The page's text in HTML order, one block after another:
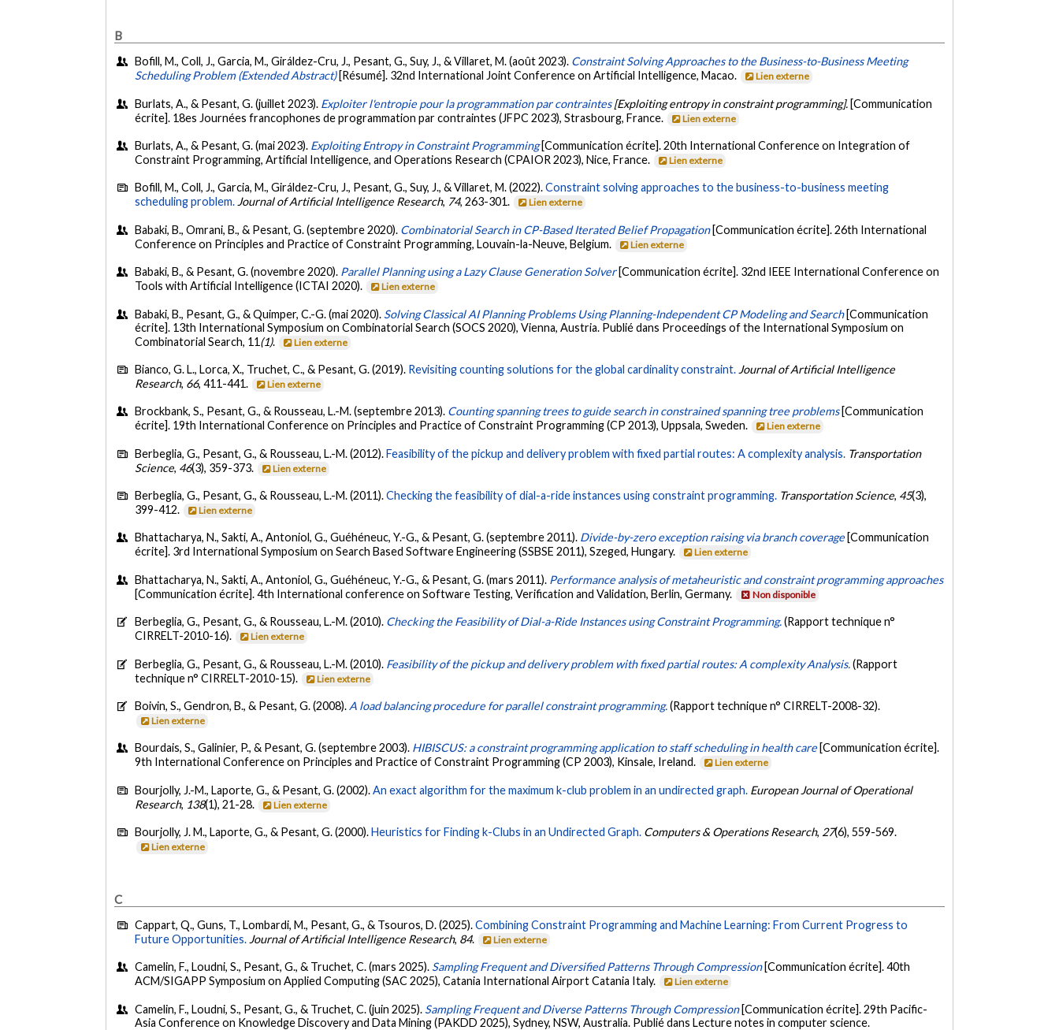
B
Bofill, M., Coll, J., Garcia, M., Giráldez-Cru, J., Pesant, G., Suy, J., & Villaret, M. (août 2023). Constraint Solving Approaches to the Business-to-Business Meeting
Scheduling Problem (Extended Abstract) [Résumé]. 32nd International Joint Conference on Artificial Intelligence, Macao. Lien externe
Burlats, A., & Pesant, G. (juillet 2023). Exploiter l'entropie pour la programmation par contraintes[Exploiting entropy in constraint programming]. [Communication
écrite]. 18es Journées francophones de programmation par contraintes (JFPC 2023), Strasbourg, France.
Lien externe
Burlats, A., & Pesant, G. (mai 2023). Exploiting Entropy in Constraint Programming [Communication écrite]. 20th International Conference on Integration of
Constraint Programming, Artificial Intelligence, and Operations Research (CPAIOR 2023), Nice, France.
Lien externe
Bofill, M., Coll, J., Garcia, M., Giráldez-Cru, J., Pesant, G., Suy, J., & Villaret, M. (2022).Constraint solving approaches to the business-to-business meeting
scheduling problem. Journal of Artificial Intelligence Research, 74, 263-301. Lien externe
Babaki, B., Omrani, B., & Pesant, G. (septembre 2020). Combinatorial Search in CP-Based Iterated Belief Propagation [Communication écrite]. 26th International
Conference on Principles and Practice of Constraint Programming, Louvain-la-Neuve, Belgium.
Lien externe
Babaki, B., & Pesant, G. (novembre 2020). Parallel Planning using a Lazy Clause Generation Solver [Communication écrite]. 32nd IEEE International Conference on
Tools with Artificial Intelligence (ICTAI 2020).
Lien externe
Babaki, B., Pesant, G., & Quimper, C.-G. (mai 2020). Solving Classical AI Planning Problems Using Planning-Independent CP Modeling and Search [Communication
écrite]. 13th International Symposium on Combinatorial Search (SOCS 2020), Vienna, Austria. Publié dans Proceedings of the International Symposium on
Combinatorial Search, 11(1). Lien externe
Bianco, G. L., Lorca, X., Truchet, C., & Pesant, G. (2019). Revisiting counting solutions for the global cardinality constraint. Journal of Artificial Intelligence
Research, 66, 411-441. Lien externe
Brockbank, S., Pesant, G., & Rousseau, L.-M. (septembre 2013). Counting spanning trees to guide search in constrained spanning tree problems [Communication
écrite]. 19th International Conference on Principles and Practice of Constraint Programming (CP 2013), Uppsala, Sweden.
Lien externe
Berbeglia, G., Pesant, G., & Rousseau, L.-M. (2012).Feasibility of the pickup and delivery problem with fixed partial routes: A complexity analysis. Transportation
Science, 46(3), 359-373. Lien externe
Berbeglia, G., Pesant, G., & Rousseau, L.-M. (2011).Checking the feasibility of dial-a-ride instances using constraint programming. Transportation Science, 45(3),
399-412.
Lien externe
Bhattacharya, N., Sakti, A., Antoniol, G., Guéhéneuc, Y.-G., & Pesant, G. (septembre 2011). Divide-by-zero exception raising via branch coverage [Communication
écrite]. 3rd International Symposium on Search Based Software Engineering (SSBSE 2011), Szeged, Hungary.
Lien externe
Bhattacharya, N., Sakti, A., Antoniol, G., Guéhéneuc, Y.-G., & Pesant, G. (mars 2011). Performance analysis of metaheuristic and constraint programming approaches
[Communication écrite]. 4th International conference on Software Testing, Verification and Validation, Berlin, Germany.
Non disponible
Berbeglia, G., Pesant, G., & Rousseau, L.-M. (2010). Checking the Feasibility of Dial-a-Ride Instances using Constraint Programming.(Rapport technique n°
CIRRELT-2010-16).
Lien externe
Berbeglia, G., Pesant, G., & Rousseau, L.-M. (2010). Feasibility of the pickup and delivery problem with fixed partial routes: A complexity Analysis.(Rapport
technique n° CIRRELT-2010-15).
Lien externe
Boivin, S., Gendron, B., & Pesant, G. (2008). A load balancing procedure for parallel constraint programming.(Rapport technique n° CIRRELT-2008-32).
Lien externe
Bourdais, S., Galinier, P., & Pesant, G. (septembre 2003). HIBISCUS: a constraint programming application to staff scheduling in health care [Communication écrite].
9th International Conference on Principles and Practice of Constraint Programming (CP 2003), Kinsale, Ireland.
Lien externe
Bourjolly, J.-M., Laporte, G., & Pesant, G. (2002).An exact algorithm for the maximum k-club problem in an undirected graph. European Journal of Operational
Research, 138(1), 21-28. Lien externe
Bourjolly, J. M., Laporte, G., & Pesant, G. (2000).Heuristics for Finding k-Clubs in an Undirected Graph. Computers & Operations Research, 27(6), 559-569.
Lien externe
C
Cappart, Q., Guns, T., Lombardi, M., Pesant, G., & Tsouros, D. (2025).Combining Constraint Programming and Machine Learning: From Current Progress to
Future Opportunities. Journal of Artificial Intelligence Research, 84. Lien externe
Camelin, F., Loudni, S., Pesant, G., & Truchet, C. (mars 2025). Sampling Frequent and Diversified Patterns Through Compression [Communication écrite]. 40th
ACM/SIGAPP Symposium on Applied Computing (SAC 2025), Catania International Airport Catania Italy.
Lien externe
Camelin, F., Loudni, S., Pesant, G., & Truchet, C. (juin 2025). Sampling Frequent and Diverse Patterns Through Compression [Communication écrite]. 29th Pacific-
Asia Conference on Knowledge Discovery and Data Mining (PAKDD 2025), Sydney, NSW, Australia. Publié dans Lecture notes in computer science.